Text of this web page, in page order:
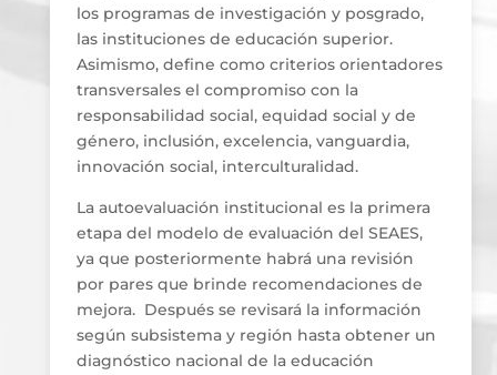
los programas de investigación y posgrado,
las instituciones de educación superior.
Asimismo, define como criterios orientadores
transversales el compromiso con la
responsabilidad social, equidad social y de
género, inclusión, excelencia, vanguardia,
innovación social, interculturalidad.
La autoevaluación institucional es la primera
etapa del modelo de evaluación del SEAES,
ya que posteriormente habrá una revisión
por pares que brinde recomendaciones de
mejora. Después se revisará la información
según subsistema y región hasta obtener un
diagnóstico nacional de la educación